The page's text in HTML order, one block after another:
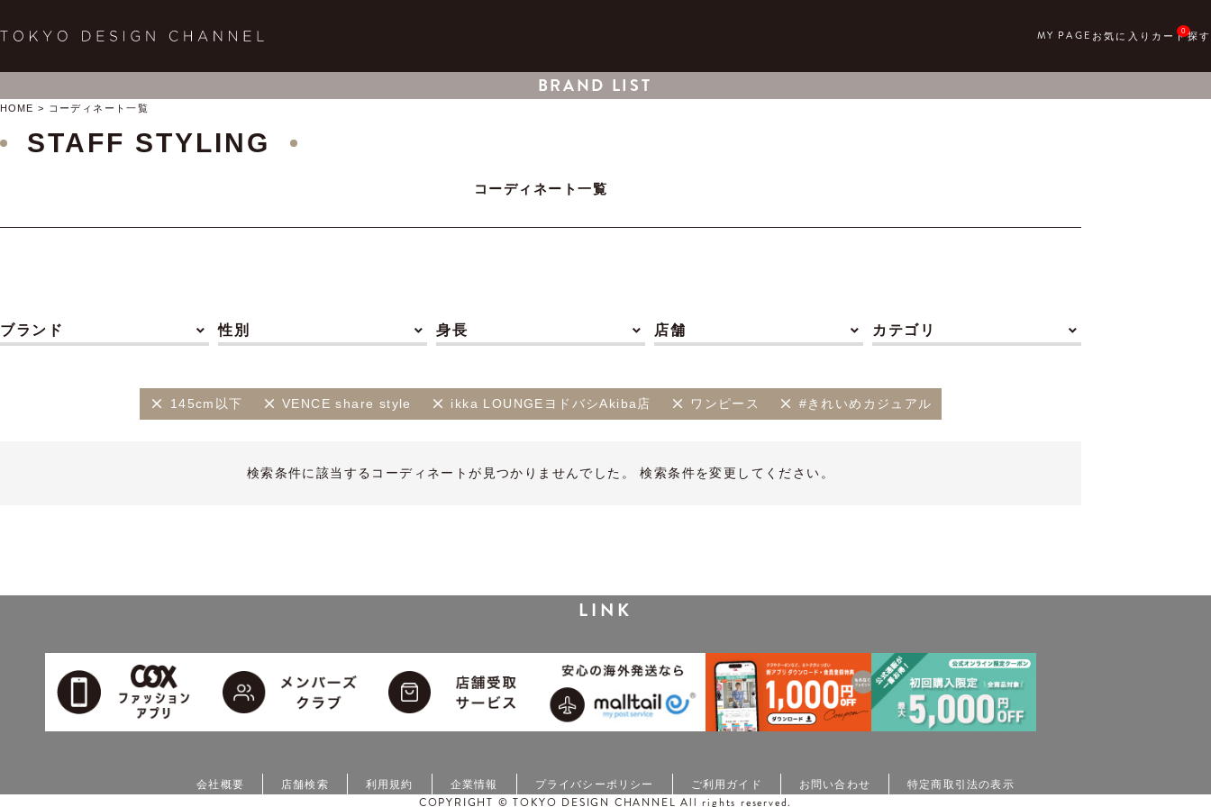
0
BRAND LIST
HOME コーディネート一覧
STAFF STYLING
コーディネート一覧
ブランド 性別 身長 店舗 カテゴリ
145cm以下 VENCE share style ikka LOUNGEヨドバシAkiba店 ワンピース #きれいめカジュアル
検索条件に該当するコーディネートが見つかりませんでした。 検索条件を変更してください。
LINK
会社概要 店舗検索 利用規約 企業情報 プライバシーポリシー ご利用ガイド お問い合わせ 特定商取引法の表示
COPYRIGHT © TOKYO DESIGN CHANNEL All rights reserved.